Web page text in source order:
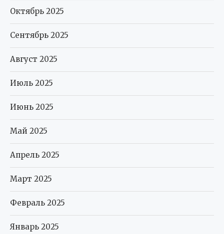
Октябрь 2025
Сентябрь 2025
Август 2025
Июль 2025
Июнь 2025
Май 2025
Апрель 2025
Март 2025
Февраль 2025
Январь 2025